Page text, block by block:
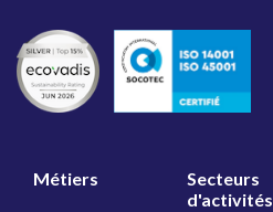
Métiers
Secteurs
d'activités